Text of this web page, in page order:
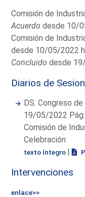
Comisión de
Acuerdo desde 10/
Comisión de
desde 10/05/2022
Concluido desde
Diarios de
DS. Congreso
19/05/2022
Comisión de
Celebración
texto íntegro |
Intervenciones
enlace>>